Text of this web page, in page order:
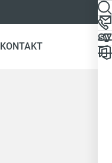
KONTAKT